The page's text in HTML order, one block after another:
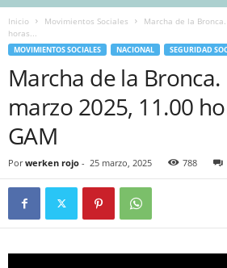
Inicio Movimientos Sociales
Marcha de la
horas...
MOVIMIENTOS SOCIALES NACIONAL SEGURIDAD
Marcha de la Bronca.
marzo 2025, 11.00
GAM
Por werken rojo - 25 marzo, 2025 788